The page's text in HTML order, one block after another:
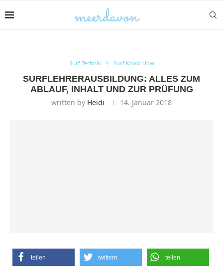
Surf Technik Surf Know How
SURFLEHRERAUSBILDUNG: ALLES ZUM
ABLAUF, INHALT UND ZUR PRÜFUNG
written by Heidi 14. Januar 2018
teilen twittern teilen